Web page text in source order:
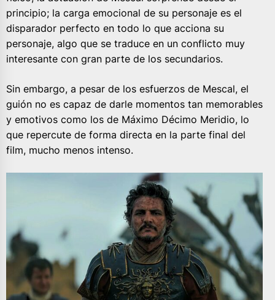
principio; la carga emocional de su personaje es el
disparador perfecto en todo lo que acciona su
personaje, algo que se traduce en un conflicto muy
interesante con gran parte de los secundarios.
Sin embargo, a pesar de los esfuerzos de Mescal, el
guión no es capaz de darle momentos tan memorables
y emotivos como los de Máximo Décimo Meridio, lo
que repercute de forma directa en la parte final del
film, mucho menos intenso.